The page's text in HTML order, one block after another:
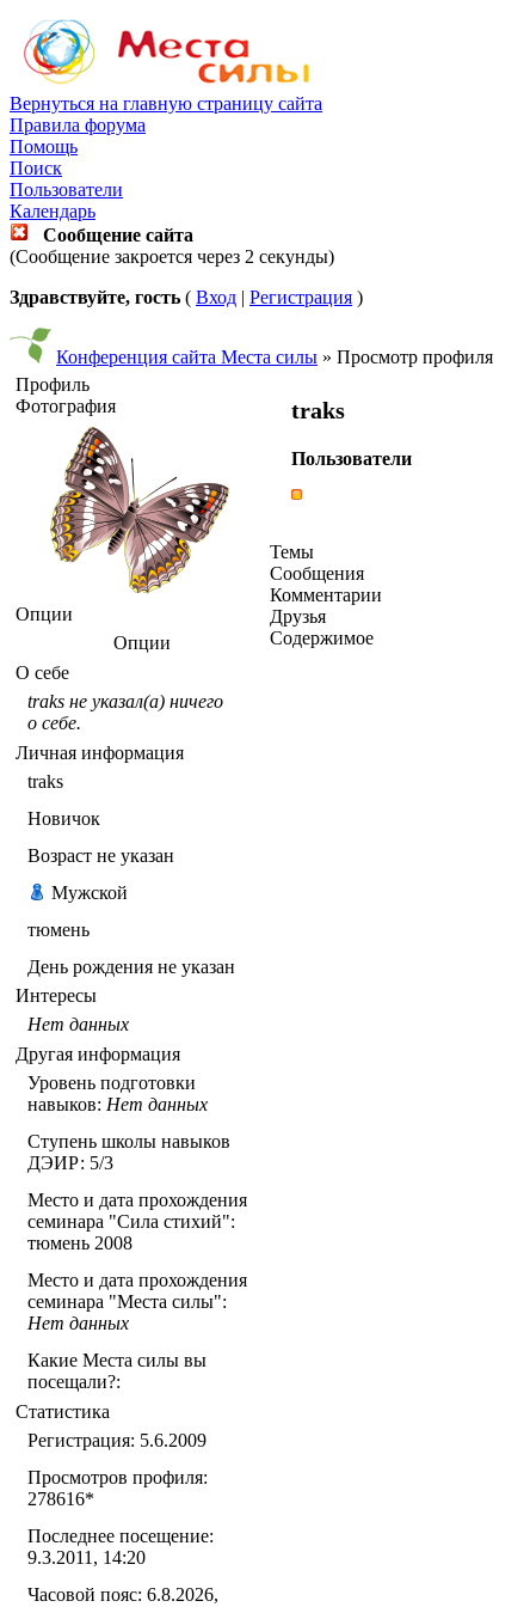
Вернуться на главную страницу сайта
Правила форума
Помощь
Поиск
Пользователи
Календарь
Сообщение сайта
(Сообщение закроется через 2 секунды)
Здравствуйте, гость ( Вход | Регистрация )
Конференция сайта Места силы » Просмотр профиля
Профиль
Фотография
Опции
Опции
О себе
traks не указал(а) ничего
о себе.
Личная информация
traks
Новичок
Возраст не указан
Мужской
тюмень
День рождения не указан
Интересы
Нет данных
Другая информация
Уровень подготовки
навыков: Нет данных
Ступень школы навыков
ДЭИР: 5/3
Место и дата прохождения
семинара "Сила стихий":
тюмень 2008
Место и дата прохождения
семинара "Места силы":
Нет данных
Какие Места силы вы
посещали?:
Статистика
Регистрация: 5.6.2009
Просмотров профиля:
278616*
Последнее посещение:
9.3.2011, 14:20
Часовой пояс: 6.8.2026,
traks
Пользователи
Темы
Сообщения
Комментарии
Друзья
Содержимое